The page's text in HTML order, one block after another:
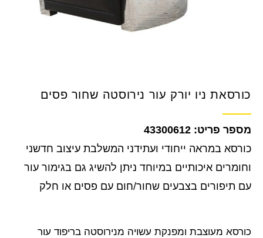
כורסאת ניו יורק עור נירוסטה שחור פסים
43300612
כורסא במראה ייחודי ועתידני המשלבת עיצוב חדשני
וחומרים איכותיים במיוחד ניתן להשיג גם בגימור עור
עם תיפורים בצבעים שחור/חום עם פסים או חלק
כורסא מעוצבת ומפנקת עשויה מנירוסטה בריפוד עור